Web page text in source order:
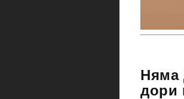
Няма
дори